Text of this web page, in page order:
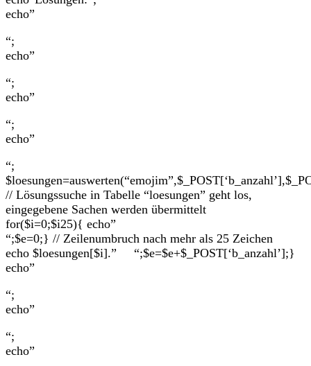
echo”
“;
echo”
“;
echo”
“;
echo”
“;
// Lösungssuche in Tabelle “loesungen” geht los,
eingegebene Sachen werden übermittelt
for($i=0;$i25){ echo”
“;$e=0;} // Zeilenumbruch nach mehr als 25 Zeichen
echo $loesungen[$i].” “;$e=$e+$_POST[‘b_anzahl’];}
echo”
“;
echo”
“;
echo”